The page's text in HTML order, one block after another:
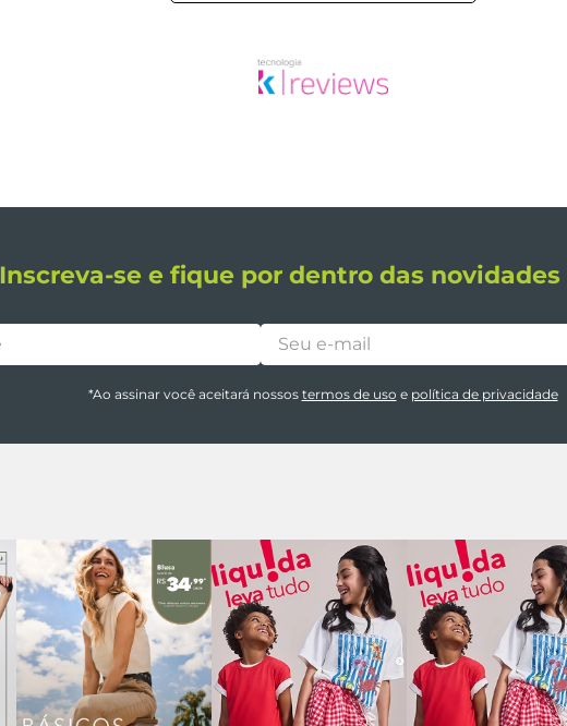
Inscreva-se e fique por dentro das novidades
*Ao assinar você aceitará nossos termos de uso e política de privacidade